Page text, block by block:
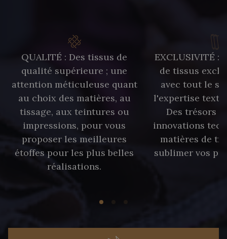
QUALITÉ : Des tissus de
qualité supérieure ; une
attention méticuleuse quant
au choix des matières, au
tissage, aux teintures ou
impressions, pour vous
proposer les meilleures
étoffes pour les plus belles
réalisations.
EXCLUSIVITÉ :
de tissus
avec tout le
l'expertise
Des trésors
innovations
matières de
sublimer vos